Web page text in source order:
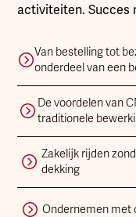
activiteiten. Succes
Van bestelling tot
onderdeel van een
De voordelen van
traditionele
Zakelijk rijden
dekking
Ondernemen met